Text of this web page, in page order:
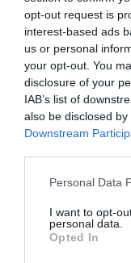
opt-out request is
interest-based ads
us or personal
your opt-out. You
disclosure of your
IAB’s list of
also be disclosed
Downstream
Personal Data
I want to opt-
personal data.
Opted In
saisonnière est
départements
(+19,4% toutes
2018). Elle est
Martinique et de
comme au départ
modérée au départ
et décembre